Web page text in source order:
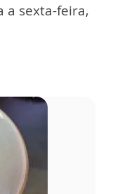
a sexta-feira,